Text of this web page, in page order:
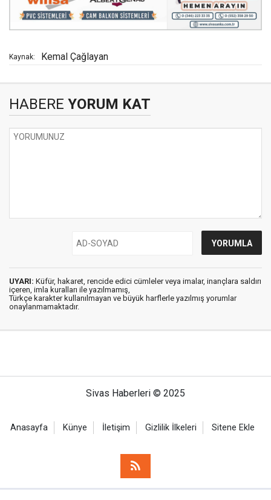
Kaynak: Kemal Çağlayan
HABERE YORUM KAT
UYARI: Küfür, hakaret, rencide edici cümleler veya imalar, inançlara saldırı
içeren, imla kuralları ile yazılmamış,
Türkçe karakter kullanılmayan ve büyük harflerle yazılmış yorumlar
onaylanmamaktadır.
Sivas Haberleri © 2025
Anasayfa Künye İletişim Gizlilik İlkeleri Sitene Ekle